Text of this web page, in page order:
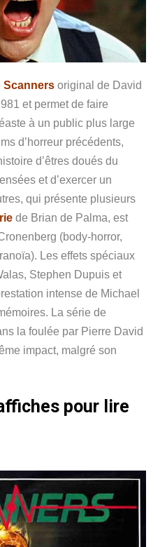
Scanners original de David
et permet de faire
à un public plus large
d’horreur précédents,
d’êtres doués du
et d’exercer un
qui présente plusieurs
de Brian de Palma, est
(body-horror,
Les effets spéciaux
Stephen Dupuis et
intense de Michael
La série de
la foulée par Pierre David
impact, malgré son
pour lire